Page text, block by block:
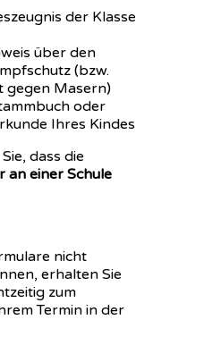
der Klasse
über den
(bzw.
gegen Masern)
oder
Ihres Kindes
dass die
an einer Schule
nicht
erhalten Sie
zum
Termin in der